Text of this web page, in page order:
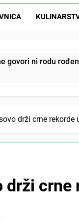
rođenom
drži crne
drži